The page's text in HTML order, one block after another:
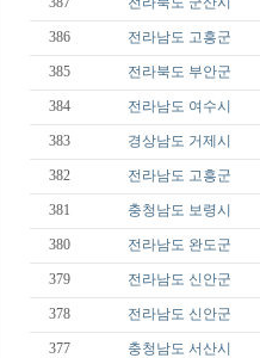
386 전라남도 고흥군
385 전라북도 부안군
384 전라남도 여수시
383 경상남도 거제시
382 전라남도 고흥군
381 충청남도 보령시
380 전라남도 완도군
379 전라남도 신안군
378 전라남도 신안군
377 충청남도 서산시